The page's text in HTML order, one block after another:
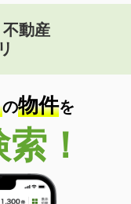
２丁目
畑町１丁目
動産
の物件を
！